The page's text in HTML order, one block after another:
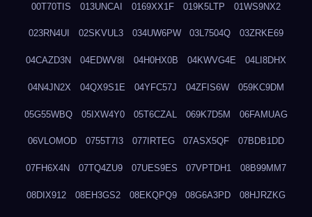
00T70TIS 013UNCAI 0169XX1F 019K5LTP 01WS9NX2
023RN4UI 02SKVUL3 034UW6PW 03L7504Q 03ZRKE69
04CAZD3N 04EDWV8I 04H0HX0B 04KWVG4E 04LI8DHX
04N4JN2X 04QX9S1E 04YFC57J 04ZFIS6W 059KC9DM
05G55WBQ 05IXW4Y0 05T6CZAL 069K7D5M 06FAMUAG
06VLOMOD 0755T7I3 077IRTEG 07ASX5QF 07BDB1DD
07FH6X4N 07TQ4ZU9 07UES9ES 07VPTDH1 08B99MM7
08DIX912 08EH3GS2 08EKQPQ9 08G6A3PD 08HJRZKG